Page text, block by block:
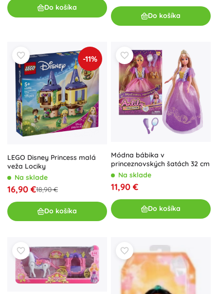
Do košíka
Do košíka
-11%
LEGO Disney Princess malá
veža Lociky
Na sklade
16,90 €18,90 €
Do košíka
Módna bábika v
princeznovských šatách 32 cm
Na sklade
11,90 €
Do košíka